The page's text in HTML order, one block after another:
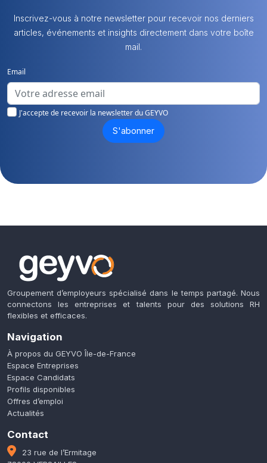
Inscrivez-vous à notre newsletter pour recevoir nos derniers
articles, événements et insights directement dans votre boîte
mail.
Email
J'accepte de recevoir la newsletter du GEYVO
S'abonner
Groupement d’employeurs spécialisé dans le temps partagé. Nous
connectons les entreprises et talents pour des solutions RH
flexibles et efficaces.
Navigation
À propos du GEYVO Île-de-France
Espace Entreprises
Espace Candidats
Profils disponibles
Offres d’emploi
Actualités
Contact
23 rue de l’Ermitage